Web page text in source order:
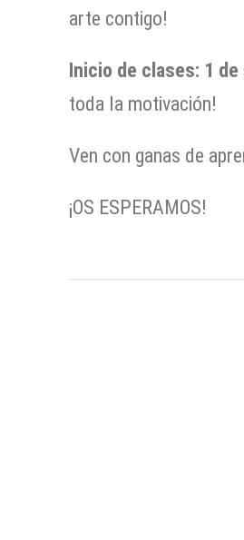
arte contigo!
Inicio de clases: 1
toda la motivación!
Ven con ganas de
¡OS ESPERAMOS!